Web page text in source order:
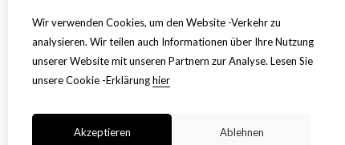
Wir verwenden Cookies, um den Website -Verkehr zu
analysieren. Wir teilen auch Informationen über Ihre Nutzung
unserer Website mit unseren Partnern zur Analyse. Lesen Sie
unsere Cookie -Erklärunghier
Akzeptieren Ablehnen